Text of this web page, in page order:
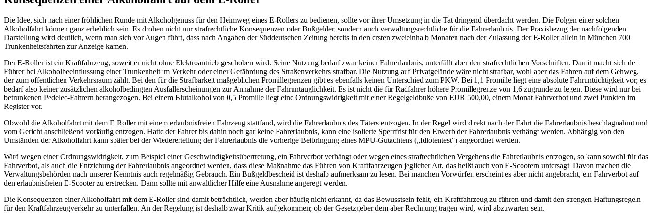
Die Idee, sich nach einer fröhlichen Runde mit Alkoholgenuss für den Heimweg eines E-Rollers zu bedienen, sollte vor ihrer Umsetzung in die Tat dringend überdacht werden. Die Folgen einer solchen
Alkoholfahrt können ganz erheblich sein. Es drohen nicht nur strafrechtliche Konsequenzen oder Bußgelder, sondern auch verwaltungsrechtliche für die Fahrerlaubnis. Der Praxisbezug der nachfolgenden
Darstellung wird deutlich, wenn man sich vor Augen führt, dass nach Angaben der Süddeutschen Zeitung bereits in den ersten zweieinhalb Monaten nach der Zulassung der E-Roller allein in München 700
Trunkenheitsfahrten zur Anzeige kamen.
Der E-Roller ist ein Kraftfahrzeug, soweit er nicht ohne Elektroantrieb geschoben wird. Seine Nutzung bedarf zwar keiner Fahrerlaubnis, unterfällt aber den strafrechtlichen Vorschriften. Damit macht sich der
Führer bei Alkoholbeeinflussung einer Trunkenheit im Verkehr oder einer Gefährdung des Straßenverkehrs strafbar. Die Nutzung auf Privatgelände wäre nicht strafbar, wohl aber das Fahren auf dem Gehweg,
der zum öffentlichen Verkehrsraum zählt. Bei den für die Strafbarkeit maßgeblichen Promillegrenzen gibt es ebenfalls keinen Unterschied zum PKW. Bei 1,1 Promille liegt eine absolute Fahruntüchtigkeit vor; es
bedarf also keiner zusätzlichen alkoholbedingten Ausfallerscheinungen zur Annahme der Fahruntauglichkeit. Es ist nicht die für Radfahrer höhere Promillegrenze von 1,6 zugrunde zu legen. Diese wird nur bei
betrunkenen Pedelec-Fahrern herangezogen. Bei einem Blutalkohol von 0,5 Promille liegt eine Ordnungswidrigkeit mit einer Regelgeldbuße von EUR 500,00, einem Monat Fahrverbot und zwei Punkten im
Register vor.
Obwohl die Alkoholfahrt mit dem E-Roller mit einem erlaubnisfreien Fahrzeug stattfand, wird die Fahrerlaubnis des Täters entzogen. In der Regel wird direkt nach der Fahrt die Fahrerlaubnis beschlagnahmt und
vom Gericht anschließend vorläufig entzogen. Hatte der Fahrer bis dahin noch gar keine Fahrerlaubnis, kann eine isolierte Sperrfrist für den Erwerb der Fahrerlaubnis verhängt werden. Abhängig von den
Umständen der Alkoholfahrt kann später bei der Wiedererteilung der Fahrerlaubnis die vorherige Beibringung eines MPU-Gutachtens („Idiotentest“) angeordnet werden.
Wird wegen einer Ordnungswidrigkeit, zum Beispiel einer Geschwindigkeitsübertretung, ein Fahrverbot verhängt oder wegen eines strafrechtlichen Vergehens die Fahrerlaubnis entzogen, so kann sowohl für das
Fahrverbot, als auch die Entziehung der Fahrerlaubnis angeordnet werden, dass diese Maßnahme das Führen von Kraftfahrzeugen jeglicher Art, das heißt auch von E-Scootern untersagt. Davon machen die
Verwaltungsbehörden nach unserer Kenntnis auch regelmäßig Gebrauch. Ein Bußgeldbescheid ist deshalb aufmerksam zu lesen. Bei manchen Vorwürfen erscheint es aber nicht angebracht, ein Fahrverbot auf
den erlaubnisfreien E-Scooter zu erstrecken. Dann sollte mit anwaltlicher Hilfe eine Ausnahme angeregt werden.
Die Konsequenzen einer Alkoholfahrt mit dem E-Roller sind damit beträchtlich, werden aber häufig nicht erkannt, da das Bewusstsein fehlt, ein Kraftfahrzeug zu führen und damit den strengen Haftungsregeln
für den Kraftfahrzeugverkehr zu unterfallen. An der Regelung ist deshalb zwar Kritik aufgekommen; ob der Gesetzgeber dem aber Rechnung tragen wird, wird abzuwarten sein.